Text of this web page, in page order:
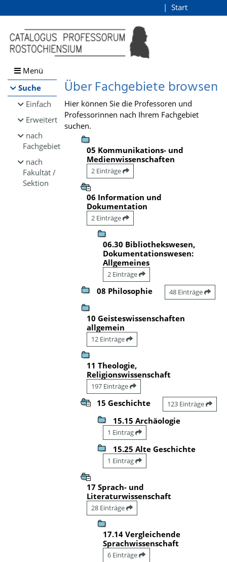
Browsen
direkt zum Inhalt
Start
Menü
Suche
Einfach
Erweitert
nach
Fachgebiet
nach
Fakultät /
Sektion
Über Fachgebiete browsen
Hier können Sie die Professoren und
Professorinnen nach Ihrem Fachgebiet
suchen.
05 Kommunikations- und
Medienwissenschaften
2 Einträge
06 Information und
Dokumentation
2 Einträge
06.30 Bibliothekswesen,
Dokumentationswesen:
Allgemeines
2 Einträge
08 Philosophie 48 Einträge
10 Geisteswissenschaften
allgemein
12 Einträge
11 Theologie,
Religionswissenschaft
197 Einträge
15 Geschichte 123 Einträge
15.15 Archäologie
1 Eintrag
15.25 Alte Geschichte
1 Eintrag
17 Sprach- und
Literaturwissenschaft
28 Einträge
17.14 Vergleichende
Sprachwissenschaft
6 Einträge